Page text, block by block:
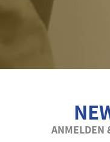
ANMELDEN